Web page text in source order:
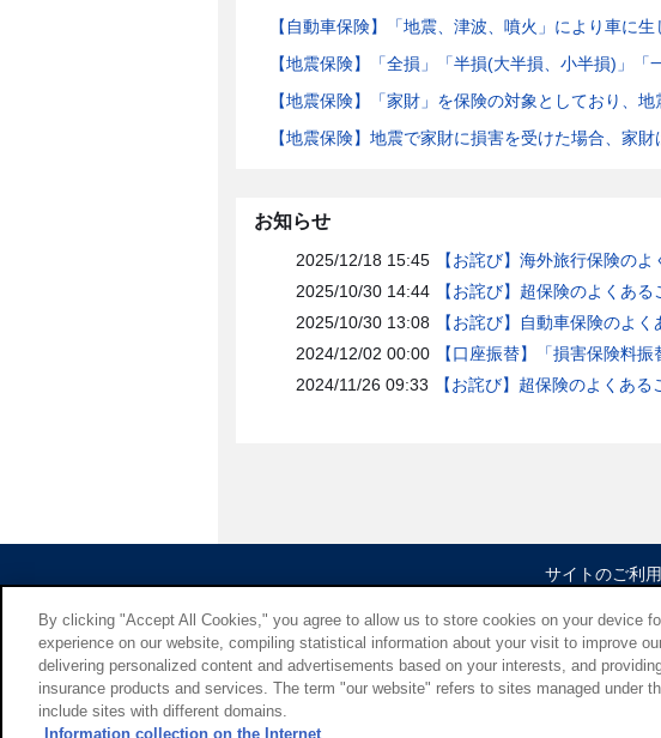
【自動車保険】「地震、津波、噴火」により車に
【地震保険】「全損」「半損(大半損、小半損)」「
【地震保険】「家財」を保険の対象としており、
【地震保険】地震で家財に損害を受けた場合、家
お知らせ
2025/12/18 15:45
【お詫び】海外旅行保険の
2025/10/30 14:44
【お詫び】超保険のよくあ
2025/10/30 13:08
【お詫び】自動車保険のよ
2024/12/02 00:00
【口座振替】「損害保険料
2024/11/26 09:33
【お詫び】超保険のよくあ
サイトのご利
By clicking "Accept All Cookies," you agree to allow us to store cookies on your device
experience on our website, compiling statistical information about your visit to improve
delivering personalized content and advertisements based on your interests, and
insurance products and services. The term "our website" refers to sites managed under
include sites with different domains.
Information collection on the Internet